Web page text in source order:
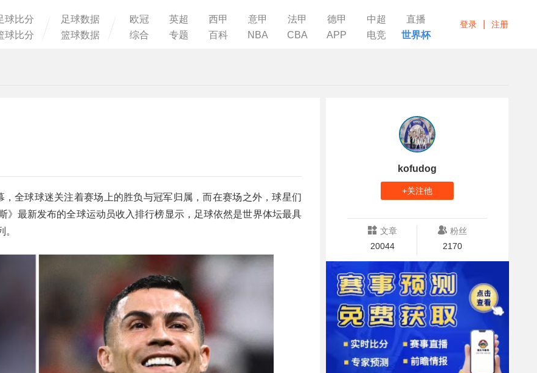
球比分
球比分
足球数据
篮球数据
欧冠 英超 西甲 意甲 法甲 德甲 中超
直播
综合
专题 百科 NBA CBA APP 电竞 世界杯
登录 注册
全球球迷关注着赛场上的胜负与冠军归属，而在赛场之外，球星们
》最新发布的全球运动员收入排行榜显示，足球依然是世界体坛最具
kofudog
+关注他
文章
20044
粉丝
2170